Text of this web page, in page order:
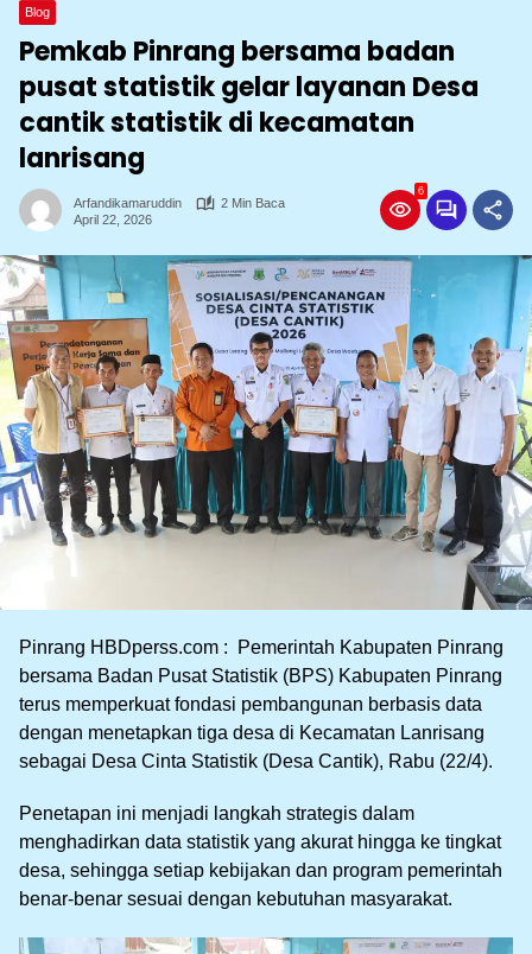
Blog
Pemkab Pinrang bersama badan
pusat statistik gelar layanan Desa
cantik statistik di kecamatan
lanrisang
Arfandikamaruddin
2 Min Baca
April 22, 2026
6
Pinrang HBDperss.com : Pemerintah Kabupaten Pinrang
bersama Badan Pusat Statistik (BPS) Kabupaten Pinrang
terus memperkuat fondasi pembangunan berbasis data
dengan menetapkan tiga desa di Kecamatan Lanrisang
sebagai Desa Cinta Statistik (Desa Cantik), Rabu (22/4).
Penetapan ini menjadi langkah strategis dalam
menghadirkan data statistik yang akurat hingga ke tingkat
desa, sehingga setiap kebijakan dan program pemerintah
benar-benar sesuai dengan kebutuhan masyarakat.